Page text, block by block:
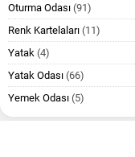
Oturma Odası (91)
Renk Kartelaları (11)
Yatak (4)
Yatak Odası (66)
Yemek Odası (5)